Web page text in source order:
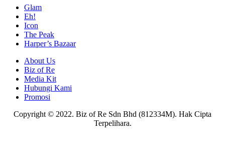
Glam
Eh!
Icon
The Peak
Harper’s Bazaar
About Us
Biz of Re
Media Kit
Hubungi Kami
Promosi
Copyright © 2022. Biz of Re Sdn Bhd (812334M). Hak Cipta
Terpelihara.